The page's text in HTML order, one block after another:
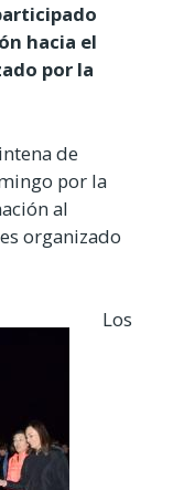
hacia el
por la
de
por la
al
organizado
Los